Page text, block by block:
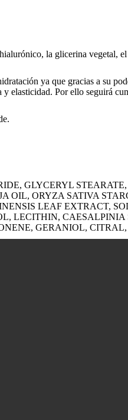
la glicerina vegetal,
ya que gracias a su
y elasticidad. Por ello seguirá
GLYCERYL
OIL, ORYZA SATIVA
LEAF EXTRACT,
LECITHIN, CAESALPINIA
GERANIOL,